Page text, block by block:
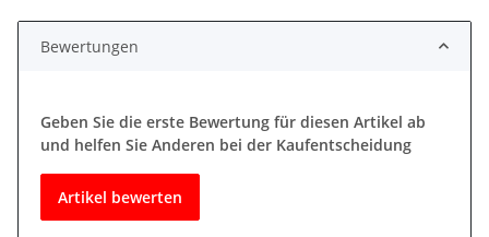
Bewertungen
Geben Sie die erste Bewertung für diesen Artikel ab
und helfen Sie Anderen bei der Kaufentscheidung
Artikel bewerten